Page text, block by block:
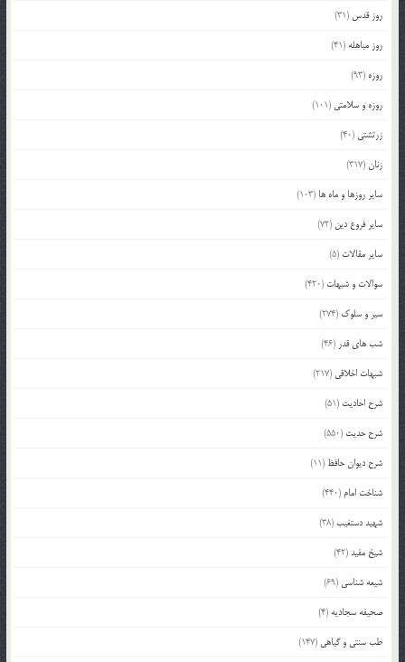
روز قدس (31)
روز مباهله (41)
روزه (93)
روزه و سلامتی (101)
زرتشتی (40)
زنان(317)
سایر روزها و ماه ها (103)
سایر فروع دین (72)
سایر مقالات (5)
سوالات و شبهات (420)
سیر و سلوک (274)
شب های قدر (46)
شبهات اخلاقی (217)
شرح احادیث (51)
شرح حدیث (550)
شرح دیوان حافظ (11)
شناخت امام (440)
شهید دستغیب(38)
شیخ مفید(42)
شیعه شناسی (69)
صحیفه سجادیه (4)
طب سنتی و گیاهی (147)